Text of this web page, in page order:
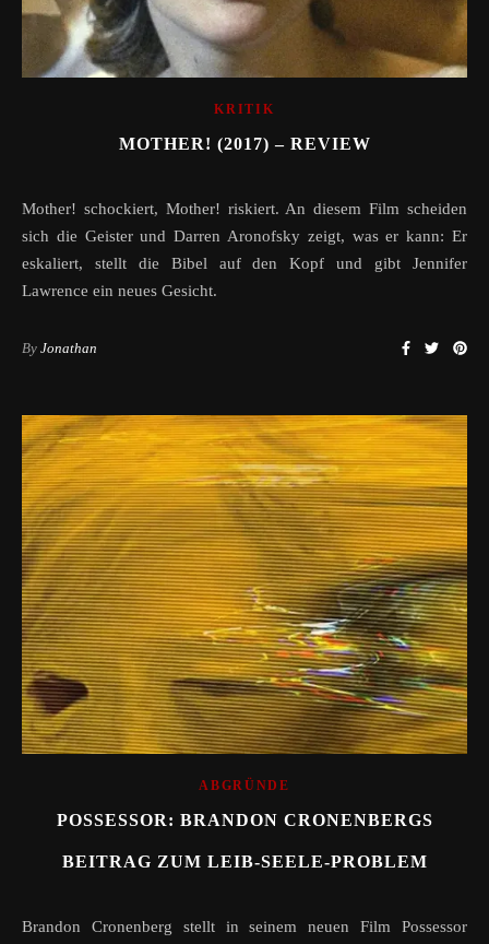
KRITIK
MOTHER! (2017) – REVIEW
Mother! schockiert, Mother! riskiert. An diesem Film scheiden
sich die Geister und Darren Aronofsky zeigt, was er kann: Er
eskaliert, stellt die Bibel auf den Kopf und gibt Jennifer
Lawrence ein neues Gesicht.
By Jonathan
ABGRÜNDE
POSSESSOR: BRANDON CRONENBERGS
BEITRAG ZUM LEIB-SEELE-PROBLEM
Brandon Cronenberg stellt in seinem neuen Film Possessor